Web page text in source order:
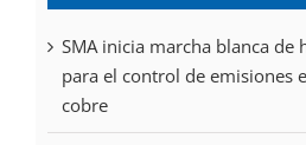
SMA inicia marcha blanca de
para el control de emisiones
cobre